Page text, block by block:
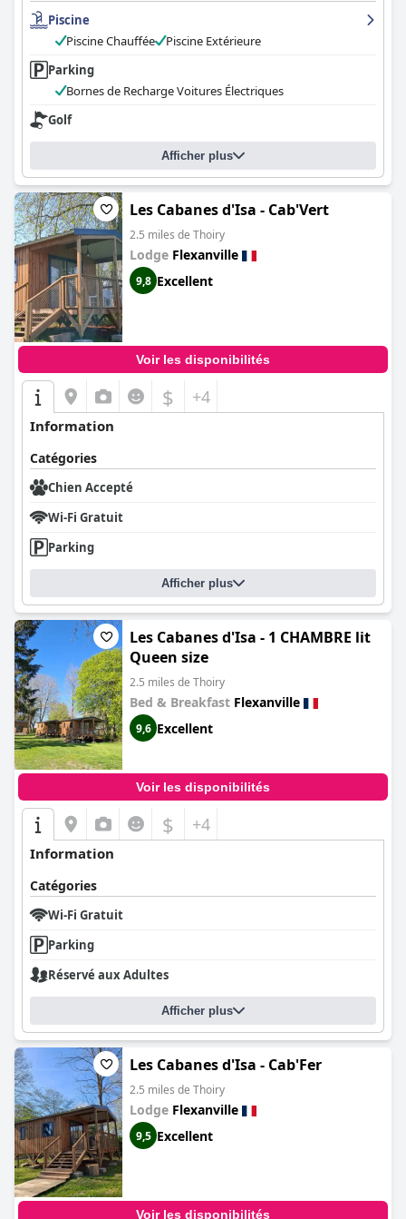
Piscine
Piscine Chauffée
Piscine Extérieure
Parking
Bornes de Recharge Voitures Électriques
Golf
Afficher plus
Les Cabanes d'Isa - Cab'Vert
2.5 miles de Thoiry
Lodge Flexanville
9,8 Excellent
Voir les disponibilités
$ +4
Information
Catégories
Chien Accepté
Wi-Fi Gratuit
Parking
Afficher plus
Les Cabanes d'Isa - 1 CHAMBRE lit
Queen size
2.5 miles de Thoiry
Bed & Breakfast Flexanville
9,6 Excellent
Voir les disponibilités
$ +4
Information
Catégories
Wi-Fi Gratuit
Parking
Réservé aux Adultes
Afficher plus
Les Cabanes d'Isa - Cab'Fer
2.5 miles de Thoiry
Lodge Flexanville
9,5 Excellent
Voir les disponibilités